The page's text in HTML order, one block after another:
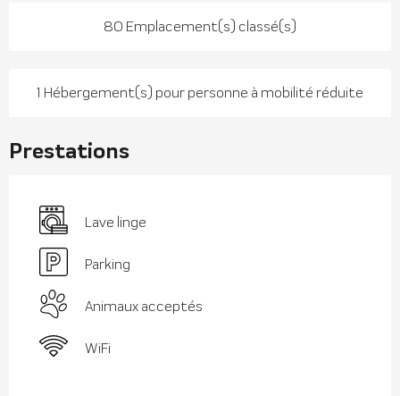
80 Emplacement(s) classé(s)
1 Hébergement(s) pour personne à mobilité réduite
Prestations
Lave linge
Parking
Animaux acceptés
WiFi